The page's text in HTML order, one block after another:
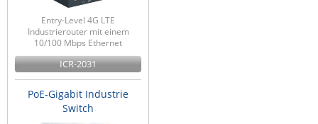
Entry-Level 4G LTE
Industrierouter mit einem
10/100 Mbps Ethernet
ICR-2031
PoE-Gigabit Industrie
Switch